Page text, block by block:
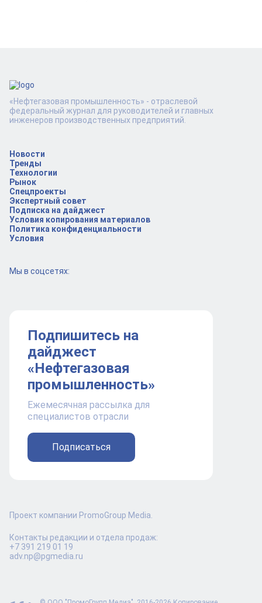
Новости
Тренды
Технологии
Рынок
Спецпроекты
Экспертный совет
Подписка на дайджест
Условия копирования материалов
Политика конфиденциальности
Условия
Мы в соцсетях:
Подпишитесь на
дайджест
«Нефтегазовая
промышленность»
Ежемесячная рассылка для
специалистов отрасли
Подписаться
«Нефтегазовая промышленность» - отраслевой
федеральный журнал для руководителей и главных
инженеров производственных предприятий.
Проект компании PromoGroup Media.
Контакты редакции и отдела продаж:
+7 391 219 01 19
adv.np@pgmedia.ru